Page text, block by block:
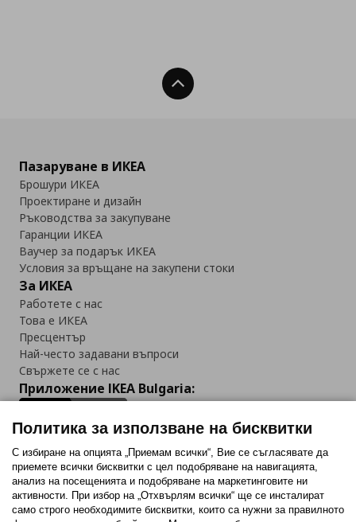
Нагоре
Пазаруване в ИКЕА
Брошури ИКЕА
Проектиране и дизайн
Ръководства за закупуване
Гаранции ИКЕА
Ваучер за подарък ИКЕА
Условия за връщане на закупени стоки
За ИКЕА
Работете с нас
Това е ИКЕА
Пресцентър
Най-често задавани въпроси
Свържете се с нас
Приложение IKEA Bulgaria:
Последвайте ни:
FacebookTwitterYoutubePinterestInstagram
Политика за използване на бисквитки
С избиране на опцията „Приемам всички“, Вие се съгласявате да
приемете всички бисквитки с цел подобряване на навигацията,
анализ на посещенията и подобряване на маркетинговите ни
активности. При избор на „Отхвърлям всички“ ще се инсталират
само строго необходимитe бисквитки, които са нужни за правилното